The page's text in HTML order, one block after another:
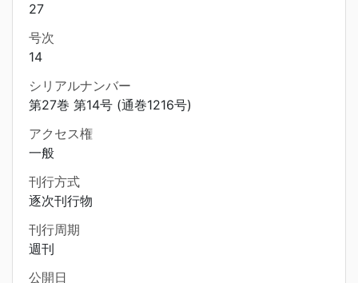
27
号次
14
シリアルナンバー
第27巻 第14号 (通巻1216号)
アクセス権
一般
刊行方式
逐次刊行物
刊行周期
週刊
公開日